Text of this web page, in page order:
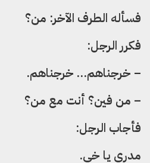
فسأله الطرف الآخر: من؟
فكرر الرجل:
– خرجناهم… خرجناهم.
– من فين؟ أنت مع من؟
فأجاب الرجل:
مدري يا خي.